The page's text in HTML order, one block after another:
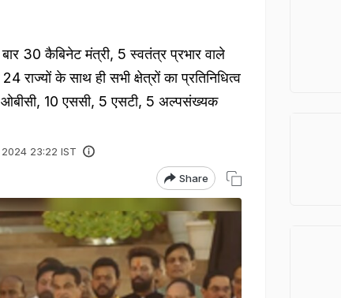
30 कैबिनेट मंत्री, 5 स्वतंत्र प्रभार वाले
राज्यों के साथ ही सभी क्षेत्रों का प्रतिनिधित्व
ओबीसी, 10 एससी, 5 एसटी, 5 अल्पसंख्यक
23:22 IST
Share